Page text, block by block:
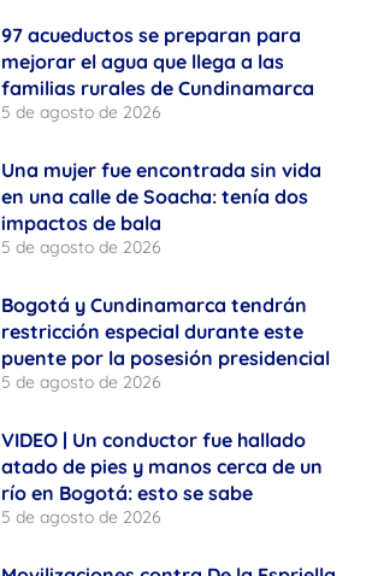
97 acueductos se preparan para
mejorar el agua que llega a las
familias rurales de Cundinamarca
5 de agosto de 2026
Una mujer fue encontrada sin vida
en una calle de Soacha: tenía dos
impactos de bala
5 de agosto de 2026
Bogotá y Cundinamarca tendrán
restricción especial durante este
puente por la posesión presidencial
5 de agosto de 2026
VIDEO | Un conductor fue hallado
atado de pies y manos cerca de un
río en Bogotá: esto se sabe
5 de agosto de 2026